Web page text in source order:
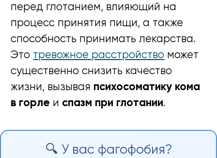
перед глотанием, влияющий на
процесс принятия пищи, а также
способность принимать лекарства.
Это тревожное расстройство может
существенно снизить качество
жизни, вызывая психосоматику кома
в горле и спазм при глотании.
🔍 У вас фагофобия?